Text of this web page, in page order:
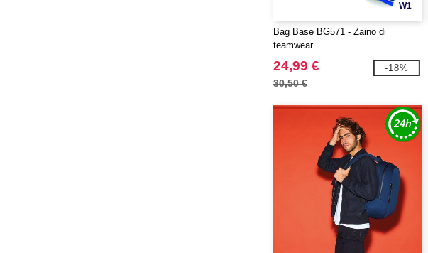
W1
Bag Base BG571 - Zaino di
teamwear
24,99 €
30,50 €
-18%